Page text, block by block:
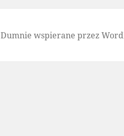
Dumnie wspierane przez